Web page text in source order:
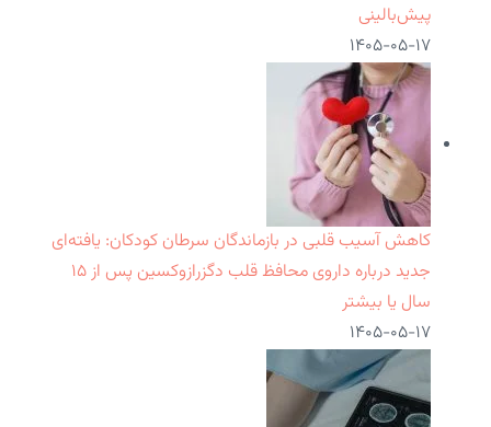
پیش‌بالینی
۱۴۰۵-۰۵-۱۷
کاهش آسیب قلبی در بازماندگان سرطان کودکان: یافته‌ای
جدید درباره داروی محافظ قلب دگزرازوکسین پس از ۱۵
سال یا بیشتر
۱۴۰۵-۰۵-۱۷